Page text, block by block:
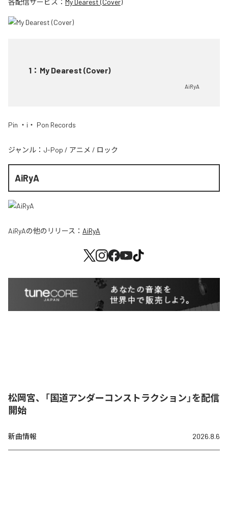
1 ： My Dearest (Cover)
AiRyA
Pin ・i・ Pon Records
ジャンル： J-Pop / アニメ / ロック
AiRyA
AiRyAの他のリリース： AiRyA
松岡宮、「国道アンダーコンストラクション」を配信
開始
新曲情報 2026.8.6